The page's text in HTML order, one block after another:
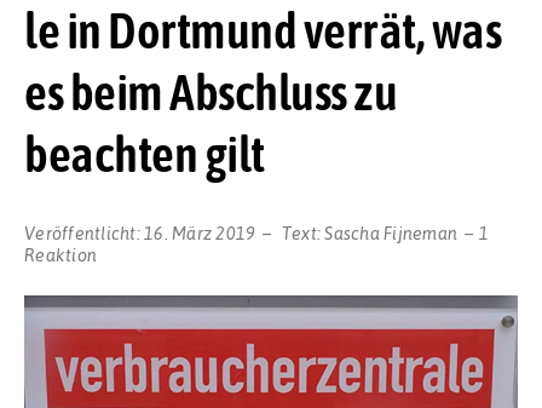
le in Dortmund verrät, was
es beim Abschluss zu
beachten gilt
Veröffentlicht: 16. März 2019 Text:Sascha Fijneman
1
Reaktion